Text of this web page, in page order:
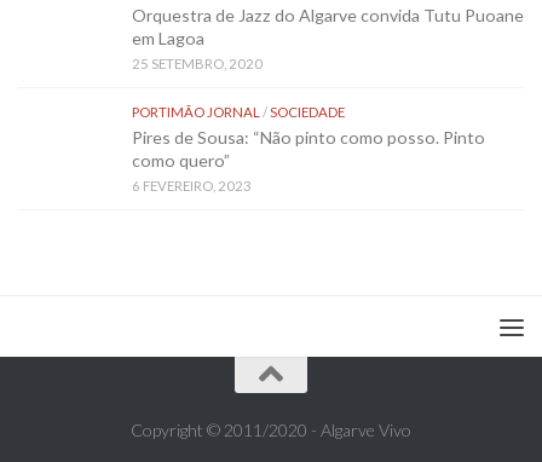
Orquestra de Jazz do Algarve convida Tutu Puoane
em Lagoa
25 SETEMBRO, 2020
PORTIMÃO JORNAL /SOCIEDADE
Pires de Sousa: “Não pinto como posso. Pinto
como quero”
6 FEVEREIRO, 2023
Copyright © 2011/2020 - Algarve Vivo